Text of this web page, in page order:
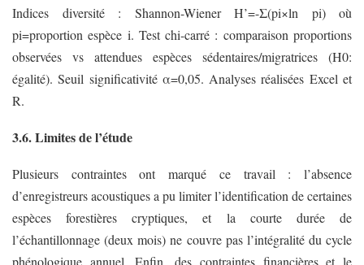
Indices diversité : Shannon-Wiener H’=-Σ(pi×ln pi) où
pi=proportion espèce i. Test chi-carré : comparaison proportions
observées vs attendues espèces sédentaires/migratrices (H0:
égalité). Seuil significativité α=0,05. Analyses réalisées Excel et
R.
3.6. Limites de l’étude
Plusieurs contraintes ont marqué ce travail : l’absence
d’enregistreurs acoustiques a pu limiter l’identification de certaines
espèces forestières cryptiques, et la courte durée de
l’échantillonnage (deux mois) ne couvre pas l’intégralité du cycle
phénologique annuel. Enfin, des contraintes financières et le